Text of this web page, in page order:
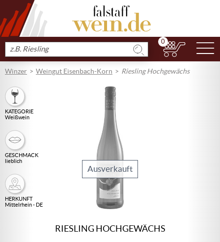
Produkt
suchen
0
Winzer Weingut Eisenbach-Korn Riesling Hochgewächs
KATEGORIE
Weißwein
GESCHMACK
lieblich
HERKUNFT
Mittelrhein - DE
Ausverkauft
RIESLING HOCHGEWÄCHS